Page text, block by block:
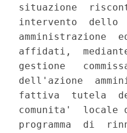
situazione
intervento  dello
amministrazione
affidati,
gestione
dell'azione
fattiva  tutela
comunita'  locale
programma  di